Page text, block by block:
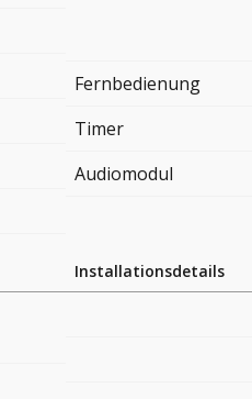
Fernbedienung
Timer
Audiomodul
Installationsdetails